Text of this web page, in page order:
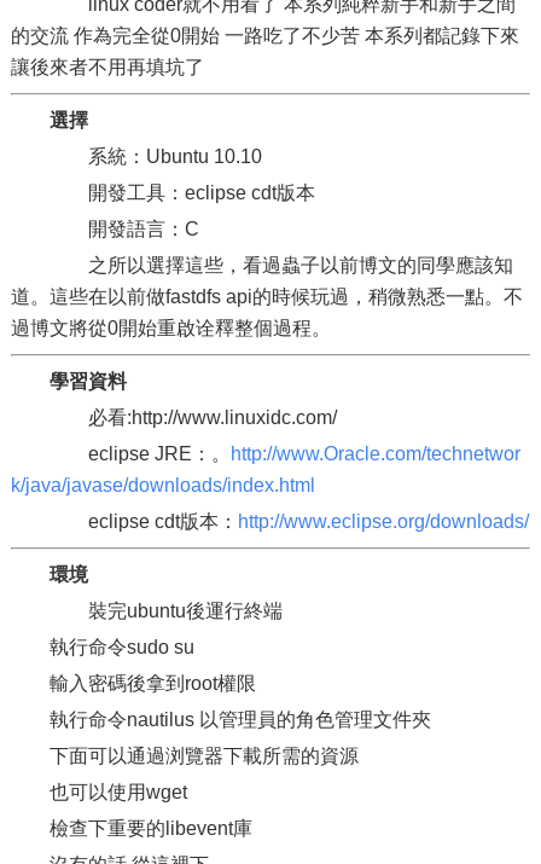
linux coder就不用看了 本系列純粹新手和新手之間
的交流 作為完全從0開始 一路吃了不少苦 本系列都記錄下來
讓後來者不用再填坑了
選擇
系統：Ubuntu 10.10
開發工具：eclipse cdt版本
開發語言：C
之所以選擇這些，看過蟲子以前博文的同學應該知
道。這些在以前做fastdfs api的時候玩過，稍微熟悉一點。不
過博文將從0開始重啟诠釋整個過程。
學習資料
必看:http://www.linuxidc.com/
eclipse JRE：。
http://www.Oracle.com/technetwor
k/java/javase/downloads/index.html
eclipse cdt版本： http://www.eclipse.org/downloads/
環境
裝完ubuntu後運行終端
執行命令sudo su
輸入密碼後拿到root權限
執行命令nautilus 以管理員的角色管理文件夾
下面可以通過浏覽器下載所需的資源
也可以使用wget
檢查下重要的libevent庫